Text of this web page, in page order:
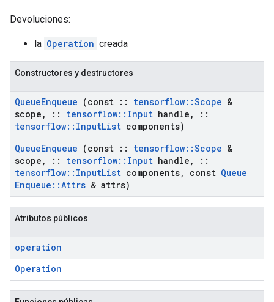
Devoluciones:
la Operation creada
Constructores y destructores
QueueEnqueue (const :: tensorflow::Scope &
scope , :: tensorflow:: Input handle ,
::
tensorflow:: InputList components)
QueueEnqueue (const :: tensorflow::Scope &
scope , :: tensorflow:: Input handle ,
::
tensorflow:: InputList components, const Queue
Enqueue ::Attrs & attrs)
Atributos públicos
operation
Operation